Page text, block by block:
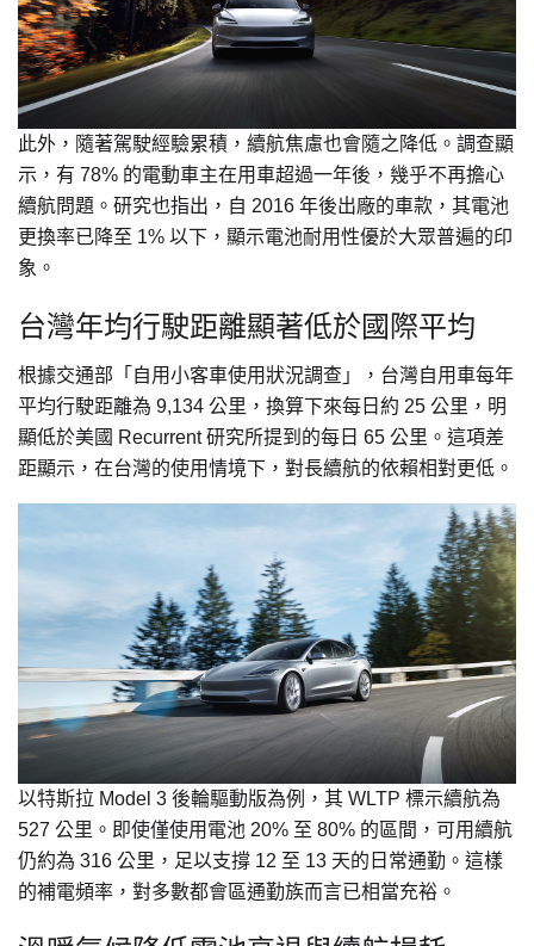
此外，隨著駕駛經驗累積，續航焦慮也會隨之降低。調查顯
示，有 78% 的電動車主在用車超過一年後，幾乎不再擔心
續航問題。研究也指出，自 2016 年後出廠的車款，其電池
更換率已降至 1% 以下，顯示電池耐用性優於大眾普遍的印
象。
台灣年均行駛距離顯著低於國際平均
根據交通部「自用小客車使用狀況調查」，台灣自用車每年
平均行駛距離為 9,134 公里，換算下來每日約 25 公里，明
顯低於美國 Recurrent 研究所提到的每日 65 公里。這項差
距顯示，在台灣的使用情境下，對長續航的依賴相對更低。
以特斯拉 Model 3 後輪驅動版為例，其 WLTP 標示續航為
527 公里。即使僅使用電池 20% 至 80% 的區間，可用續航
仍約為 316 公里，足以支撐 12 至 13 天的日常通勤。這樣
的補電頻率，對多數都會區通勤族而言已相當充裕。